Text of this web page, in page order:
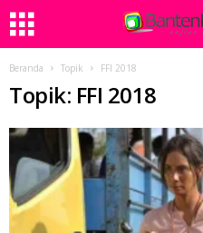
Beranda Topik FFI 2018
Topik: FFI 2018